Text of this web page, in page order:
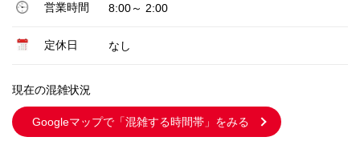
営業時間 8:00～ 2:00
定休日 なし
現在の混雑状況
Googleマップで 「混雑する時間帯」をみる